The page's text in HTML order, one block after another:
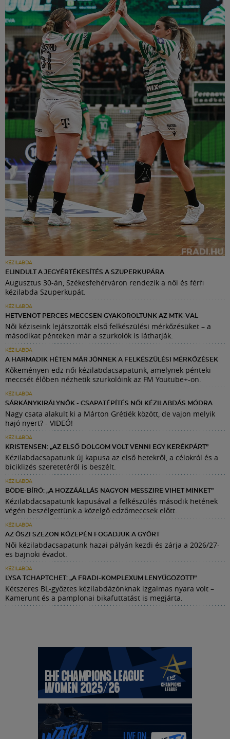
KÉZILABDA
ELINDULT A JEGYÉRTÉKESÍTÉS A SZUPERKUPÁRA
Augusztus 30-án, Székesfehérváron rendezik a női és férfi
kézilabda Szuperkupát.
KÉZILABDA
HETVENÖT PERCES MECCSEN GYAKOROLTUNK AZ MTK-VAL
Női kéziseink lejátszották első felkészülési mérkőzésüket – a
másodikat pénteken már a szurkolók is láthatják.
KÉZILABDA
A HARMADIK HÉTEN MÁR JÖNNEK A FELKÉSZÜLÉSI MÉRKŐZÉSEK
Kőkeményen edz női kézilabdacsapatunk, amelynek pénteki
meccsét élőben nézhetik szurkolóink az FM Youtube+-on.
KÉZILABDA
SÁRKÁNYKIRÁLYNŐK - CSAPATÉPÍTÉS NŐI KÉZILABDÁS MÓDRA
Nagy csata alakult ki a Márton Grétiék között, de vajon melyik
hajó nyert? - VIDEÓ!
KÉZILABDA
KRISTENSEN: „AZ ELSŐ DOLGOM VOLT VENNI EGY KERÉKPÁRT”
Kézilabdacsapatunk új kapusa az első hetekről, a célokról és a
biciklizés szeretetéről is beszélt.
KÉZILABDA
BÖDE-BÍRÓ: „A HOZZÁÁLLÁS NAGYON MESSZIRE VIHET MINKET”
Kézilabdacsapatunk kapusával a felkészülés második hetének
végén beszélgettünk a közelgő edzőmeccsek előtt.
KÉZILABDA
AZ ŐSZI SZEZON KÖZEPÉN FOGADJUK A GYŐRT
Női kézilabdacsapatunk hazai pályán kezdi és zárja a 2026/27-
es bajnoki évadot.
KÉZILABDA
LYSA TCHAPTCHET: „A FRADI-KOMPLEXUM LENYŰGÖZÖTT!”
Kétszeres BL-győztes kézilabdázónknak izgalmas nyara volt –
Kamerunt és a pamplonai bikafuttatást is megjárta.